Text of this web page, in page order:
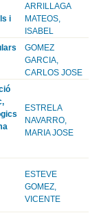
i
ARRILLAGA
MATEOS,
ISABEL
GOMEZ
GARCIA,
CARLOS JOSE
ESTRELA
NAVARRO,
MARIA JOSE
ESTEVE
GOMEZ,
VICENTE